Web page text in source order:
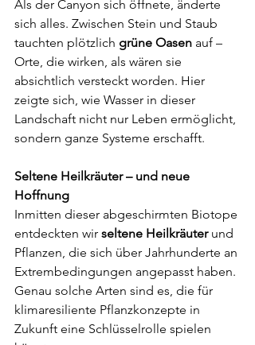
Als der Canyon sich öffnete, änderte
sich alles. Zwischen Stein und Staub
tauchten plötzlich grüne Oasen auf –
Orte, die wirken, als wären sie
absichtlich versteckt worden. Hier
zeigte sich, wie Wasser in dieser
Landschaft nicht nur Leben ermöglicht,
sondern ganze Systeme erschafft.
Seltene Heilkräuter – und neue
Hoffnung
Inmitten dieser abgeschirmten Biotope
entdeckten wir seltene Heilkräuter und
Pflanzen, die sich über Jahrhunderte an
Extrembedingungen angepasst haben.
Genau solche Arten sind es, die für
klimaresiliente Pflanzkonzepte in
Zukunft eine Schlüsselrolle spielen